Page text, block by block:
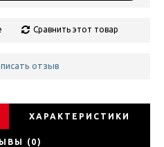
Сравнить этот товар
отзыв
ХАРАКТЕРИСТИКИ
(0)